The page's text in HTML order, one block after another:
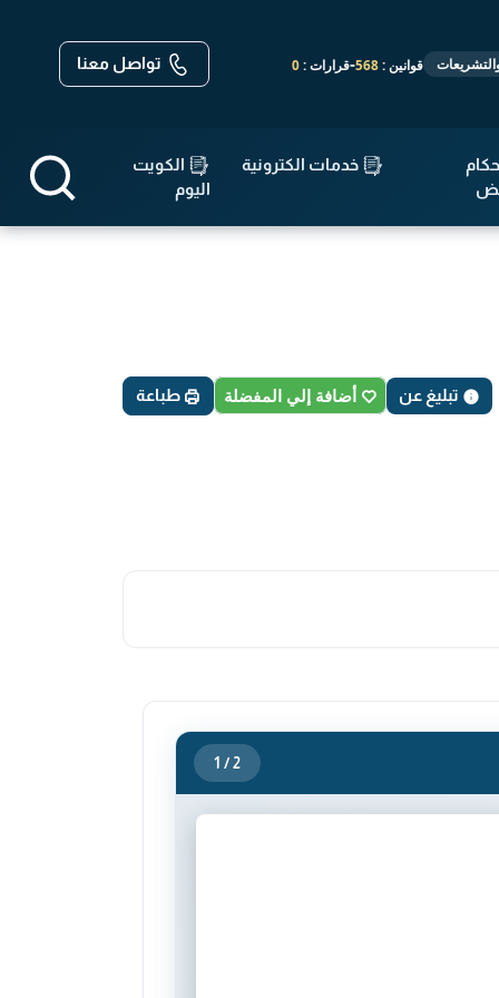
قوانين :568
-قرارات :14,670
-مواثيق واتفاقيات : الأحكام :143,640
تواصل معنا
خدمات الكترونية
الكويت
اليوم
تبليغ عن أضافة إلي المفضلة طباعة
1 / 2